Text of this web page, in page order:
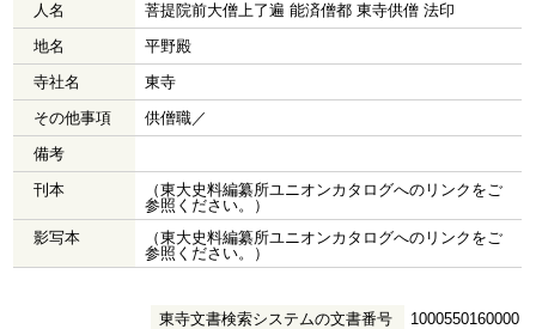
人名
菩提院前大僧上了遍 能済僧都 東寺供僧 法印
地名
平野殿
寺社名
東寺
その他事項
供僧職／
備考
刊本
（東大史料編纂所ユニオンカタログへのリンクをご
参照ください。）
影写本
（東大史料編纂所ユニオンカタログへのリンクをご
参照ください。）
東寺文書検索システムの文書番号 1000550160000